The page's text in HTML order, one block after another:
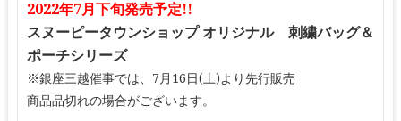
2022年7月下旬発売予定!!
スヌーピータウンショップ オリジナル 刺繍バッグ＆
ポーチシリーズ
※銀座三越催事では、7月16日(土)より先行販売
商品品切れの場合がございます。